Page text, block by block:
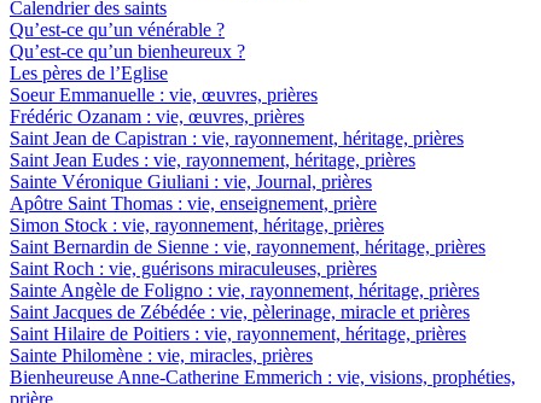
Calendrier des saints
Qu’est-ce qu’un vénérable ?
Qu’est-ce qu’un bienheureux ?
Les pères de l’Eglise
Soeur Emmanuelle : vie, œuvres, prières
Frédéric Ozanam : vie, œuvres, prières
Saint Jean de Capistran : vie, rayonnement, héritage, prières
Saint Jean Eudes : vie, rayonnement, héritage, prières
Sainte Véronique Giuliani : vie, Journal, prières
Apôtre Saint Thomas : vie, enseignement, prière
Simon Stock : vie, rayonnement, héritage, prières
Saint Bernardin de Sienne : vie, rayonnement, héritage, prières
Saint Roch : vie, guérisons miraculeuses, prières
Sainte Angèle de Foligno : vie, rayonnement, héritage, prières
Saint Jacques de Zébédée : vie, pèlerinage, miracle et prières
Saint Hilaire de Poitiers : vie, rayonnement, héritage, prières
Sainte Philomène : vie, miracles, prières
Bienheureuse Anne-Catherine Emmerich : vie, visions, prophéties,
prière